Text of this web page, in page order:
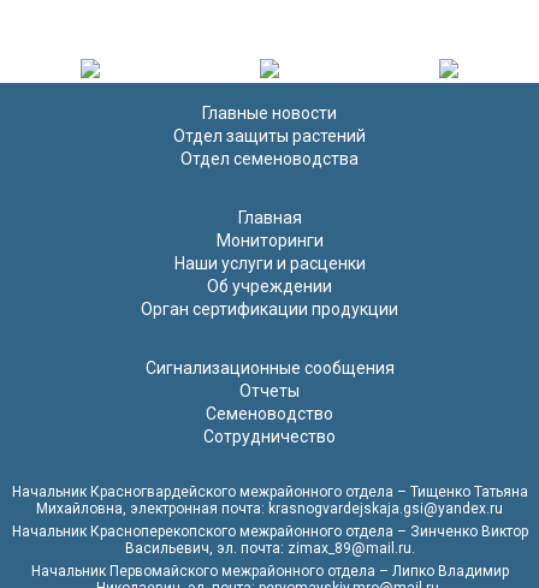
Главные новости
Отдел защиты растений
Отдел семеноводства
Главная
Мониторинги
Наши услуги и расценки
Об учреждении
Орган сертификации продукции
Сигнализационные сообщения
Отчеты
Семеноводство
Сотрудничество
Начальник Красногвардейского межрайонного отдела – Тищенко Татьяна
Михайловна, электронная почта: krasnogvardejskaja.gsi@yandex.ru
Начальник Красноперекопского межрайонного отдела – Зинченко Виктор
Васильевич, эл. почта: zimax_89@mail.ru.
Начальник Первомайского межрайонного отдела – Липко Владимир